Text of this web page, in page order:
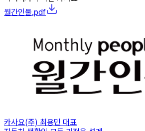
월간인물.pdf
카사요(주) 최용민 대표